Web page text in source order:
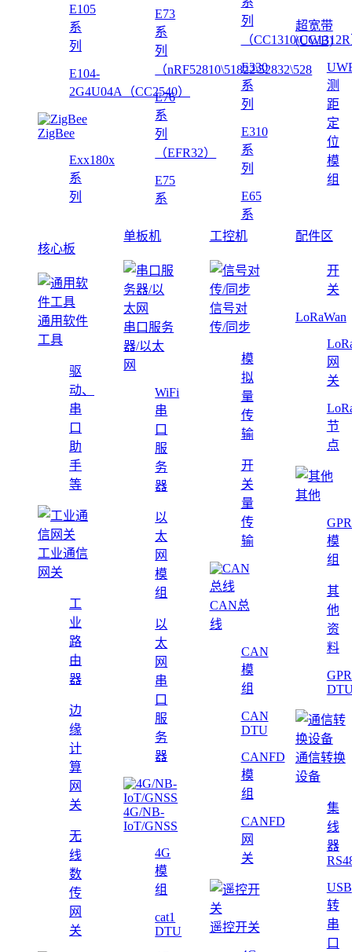
E105
系
列
E104-
2G4U04A（CC2540）
ZigBee
Exx180x
系
列
E73
系
列
（nRF52810\51822\52832\528
E76
系
列
（EFR32）
E75
系
列
（
E330
系
列
E310
系
列
E65
系
超宽带
(UWB)
测
距
定
位
模
组
核心板
单板机 工控机 配件区
通用软件
工具
驱
动、
串
口
助
手
等
工业通信
网关
工
业
路
由
器
边
缘
计
算
网
关
无
线
数
传
网
关
串口服务
器/以太
网
WiFi
串
口
服
务
器
以
太
网
模
组
以
太
网
串
口
服
务
器
4G/NB-
IoT/GNSS
4G
模
组
cat1
DTU
信号对
传/同步
模
拟
量
传
输
开
关
量
传
输
CAN总
线
CAN
模
组
CAN
DTU
CANFD
模
组
CANFD
网
关
遥控开关
开
关
LoRaWan
网
关
节
点
其他
模
组
其
他
资
料
通信转换
设备
集
线
器
USB
转
串
口